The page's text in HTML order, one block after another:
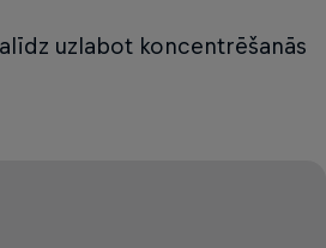
uzlabot koncentrēšanās